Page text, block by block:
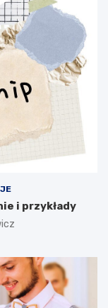
i przykłady